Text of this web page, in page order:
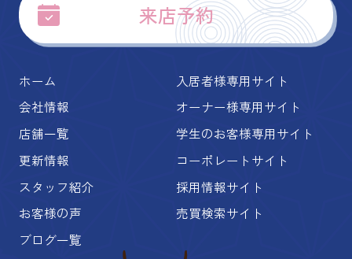
来店予約
ホーム
会社情報
店舗一覧
更新情報
スタッフ紹介
お客様の声
ブログ一覧
入居者様専用サイト
オーナー様専用サイト
学生のお客様専用サイト
コーポレートサイト
採用情報サイト
売買検索サイト